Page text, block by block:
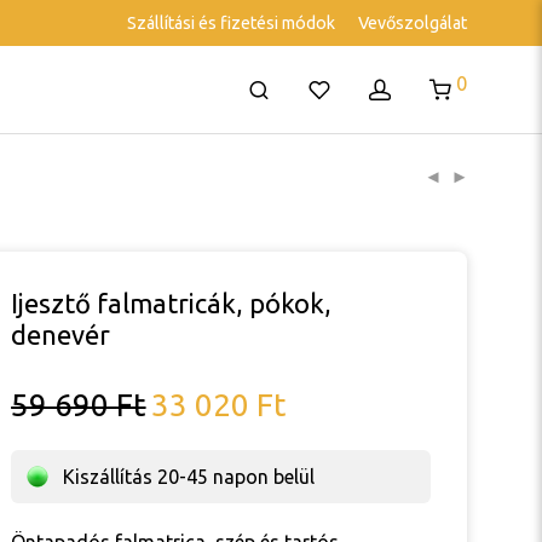
Szállítási és fizetési módok Vevőszolgálat
0
Ijesztő falmatricák, pókok,
denevér
59 690Ft Original
price
59
33 020 FtCurrent
price
33
Kiszállítás 20-45 napon belül